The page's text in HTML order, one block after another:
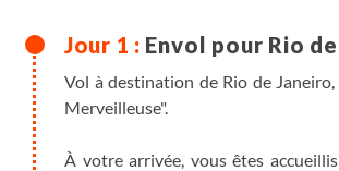
Envol pour Rio
Vol à destination de Rio de
Merveilleuse".
À votre arrivée, vous êtes